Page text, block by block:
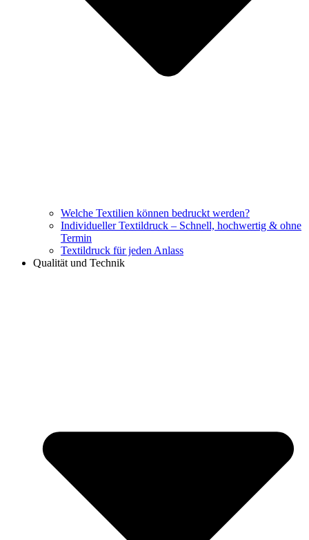
Welche Textilien können bedruckt werden?
Individueller Textildruck – Schnell, hochwertig & ohne
Termin
Textildruck für jeden Anlass
Qualität und Technik